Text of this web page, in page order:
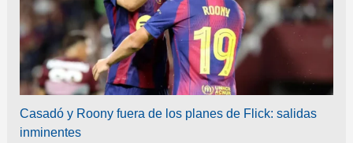
Casadó y Roony fuera de los planes de Flick: salidas
inminentes